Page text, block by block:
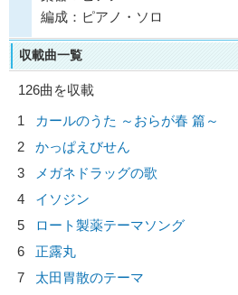
編成：ピアノ・ソロ
収載曲一覧
126曲を収載
1
カールのうた ～おらが春 篇～
2
かっぱえびせん
3
メガネドラッグの歌
4
イソジン
5
ロート製薬テーマソング
6
正露丸
7
太田胃散のテーマ